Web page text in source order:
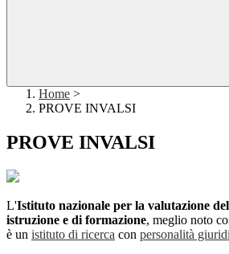
Home >
PROVE INVALSI
PROVE INVALSI
L'Istituto nazionale per la valutazione
istruzione e di formazione, meglio noto
è un istituto di ricerca con personalità